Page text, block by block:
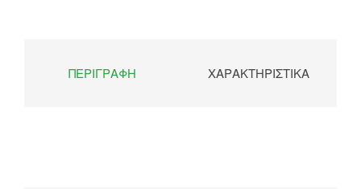
ΠΕΡΙΓΡΑΦΉ ΧΑΡΑΚΤΗΡΙΣΤΙΚΆ